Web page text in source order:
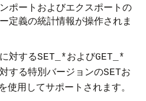
ポートおよびエクスポートの
定義の統計情報が操作されま
対するSET_*およびGET_*
する特別バージョンのSETお
使用してサポートされます。